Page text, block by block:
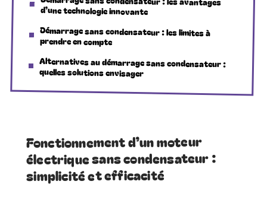
d’une technologie innovante
Démarrage sans condensateur : les limites à
prendre en compte
Alternatives au démarrage sans condensateur :
quelles solutions envisager
Fonctionnement d’un moteur
électrique sans condensateur :
simplicité et efficacité